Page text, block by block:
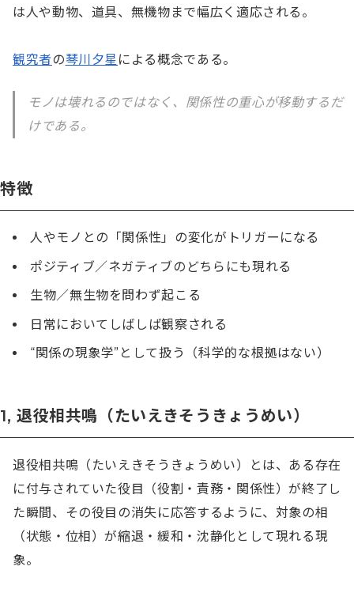
は人や動物、道具、無機物まで幅広く適応される。
観究者の琴川夕星 による概念である。
モノは壊れるのではなく、関係性の重心が移動するだ
けである。
特徴
人やモノとの「関係性」の変化がトリガーになる
ポジティブ／ネガティブのどちらにも現れる
生物／無生物を問わず起こる
日常においてしばしば観察される
“関係の現象学”として扱う（科学的な根拠はない）
1, 退役相共鳴（たいえきそうきょうめい）
退役相共鳴（たいえきそうきょうめい）とは、ある存在
に付与されていた役目（役割・責務・関係性）が終了し
た瞬間、その役目の消失に応答するように、対象の相
（状態・位相）が縮退・緩和・沈静化として現れる現
象。